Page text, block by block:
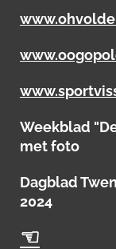
Weekblad
met foto
Dagblad
2024
☜